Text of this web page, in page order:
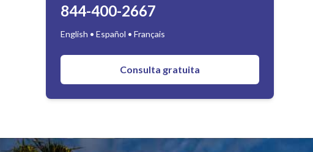
844-400-2667
English • Español • Français
Consulta gratuita